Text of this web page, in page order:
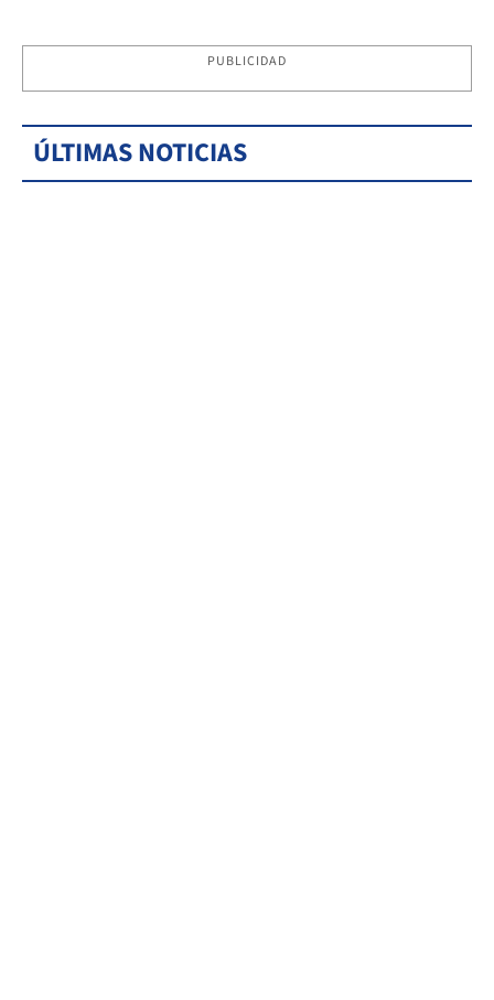
PUBLICIDAD
ÚLTIMAS NOTICIAS